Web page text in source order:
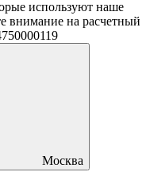
используют наше
внимание на расчетный
Москва